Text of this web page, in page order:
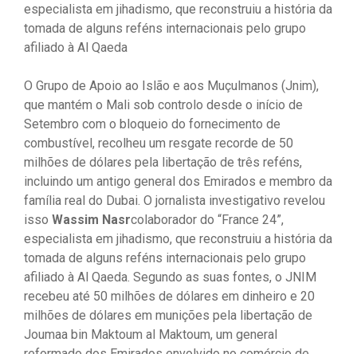
especialista em jihadismo, que reconstruiu a história da
tomada de alguns reféns internacionais pelo grupo
afiliado à Al Qaeda
O Grupo de Apoio ao Islão e aos Muçulmanos (Jnim),
que mantém o Mali sob controlo desde o início de
Setembro com o bloqueio do fornecimento de
combustível, recolheu um resgate recorde de 50
milhões de dólares pela libertação de três reféns,
incluindo um antigo general dos Emirados e membro da
família real do Dubai. O jornalista investigativo revelou
isso Wassim Nasrcolaborador do “France 24”,
especialista em jihadismo, que reconstruiu a história da
tomada de alguns reféns internacionais pelo grupo
afiliado à Al Qaeda. Segundo as suas fontes, o JNIM
recebeu até 50 milhões de dólares em dinheiro e 20
milhões de dólares em munições pela libertação de
Joumaa bin Maktoum al Maktoum, um general